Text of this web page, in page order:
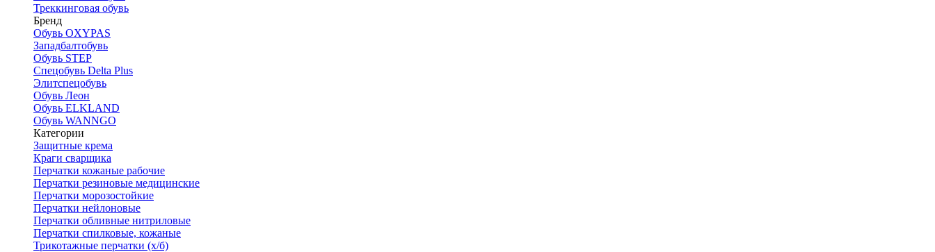
Треккинговая обувь
Бренд
Обувь OXYPAS
Западбалтобувь
Обувь STEP
Спецобувь Delta Plus
Элитспецобувь
Обувь Леон
Обувь ELKLAND
Обувь WANNGO
Категории
Защитные крема
Краги сварщика
Перчатки кожаные рабочие
Перчатки резиновые медицинские
Перчатки морозостойкие
Перчатки нейлоновые
Перчатки обливные нитриловые
Перчатки спилковые, кожаные
Трикотажные перчатки (х/б)